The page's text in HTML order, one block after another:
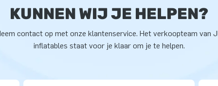
KUNNEN WIJ JE HELPEN?
contact op met onze klantenservice. Het verkoopteam van
inflatables staat voor je klaar om je te helpen.